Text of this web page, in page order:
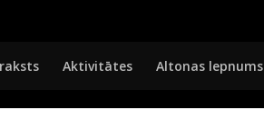
Aktivitātes Altonas lepnums